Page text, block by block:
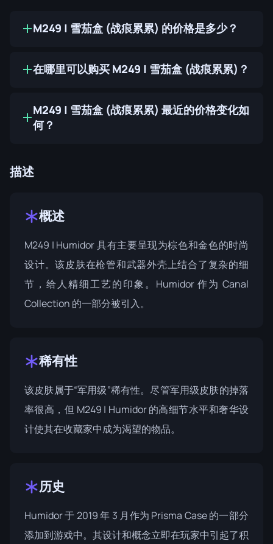
M249 | 雪茄盒 (战痕累累) 的价格是多少？
在哪里可以购买 M249 | 雪茄盒 (战痕累累)？
M249 | 雪茄盒 (战痕累累) 最近的价格变化如
何？
描述
概述
M249 | Humidor 具有主要呈现为棕色和金色的时尚
设计。该皮肤在枪管和武器外壳上结合了复杂的细
节，给人精细工艺的印象。Humidor 作为 Canal
Collection 的一部分被引入。
稀有性
该皮肤属于“军用级”稀有性。尽管军用级皮肤的掉落
率很高，但 M249 | Humidor 的高细节水平和奢华设
计使其在收藏家中成为渴望的物品。
历史
Humidor 于 2019 年 3 月作为 Prisma Case的一部分
添加到游戏中。其设计和概念立即在玩家中引起了积